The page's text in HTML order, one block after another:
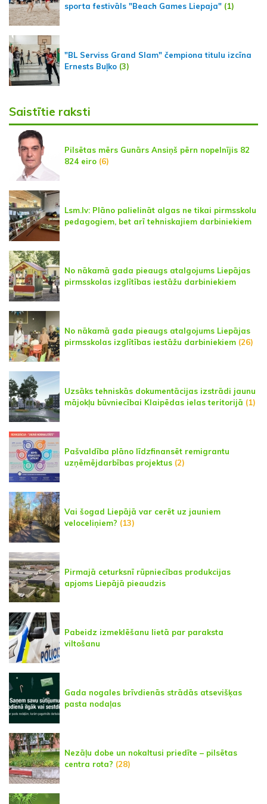
sporta festivāls "Beach Games Liepaja" (1)
"BL Serviss Grand Slam" čempiona titulu izcīna
Ernests Buļko (3)
Saistītie raksti
Pilsētas mērs Gunārs Ansiņš pērn nopelnījis 82
824 eiro (6)
Lsm.lv: Plāno palielināt algas ne tikai pirmsskolu
pedagogiem, bet arī tehniskajiem darbiniekiem
No nākamā gada pieaugs atalgojums Liepājas
pirmsskolas izglītības iestāžu darbiniekiem
No nākamā gada pieaugs atalgojums Liepājas
pirmsskolas izglītības iestāžu darbiniekiem (26)
Uzsāks tehniskās dokumentācijas izstrādi jaunu
mājokļu būvniecībai Klaipēdas ielas teritorijā (1)
Pašvaldība plāno līdzfinansēt remigrantu
uzņēmējdarbības projektus (2)
Vai šogad Liepājā var cerēt uz jauniem
veloceliņiem? (13)
Pirmajā ceturksnī rūpniecības produkcijas
apjoms Liepājā pieaudzis
Pabeidz izmeklēšanu lietā par paraksta
viltošanu
Gada nogales brīvdienās strādās atsevišķas
pasta nodaļas
Nezāļu dobe un nokaltusi priedīte – pilsētas
centra rota? (28)